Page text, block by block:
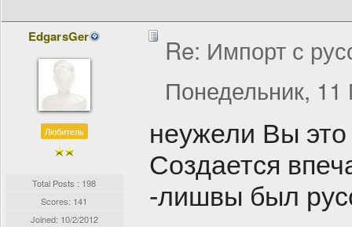
EdgarsGer
Любитель
Total Posts : 198
Scores: 141
Joined: 10/2/2012
Re: Импорт с
Понедельник,
неужели Вы это
Создается
-лишвы был